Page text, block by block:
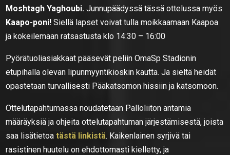
Moshtagh Yaghoubi.Junnupäädyssä tässä ottelussa myös
Kaapo-poni! Siellä lapset voivat tulla moikkaamaan Kaapoa
ja kokeilemaan ratsastusta klo 14:30 – 16:00
Pyörätuoliasiakkaat pääsevät peliin OmaSp Stadionin
etupihalla olevan lipunmyyntikioskin kautta. Ja sieltä heidät
opastetaan turvallisesti Pääkatsomon hissiin ja katsomoon.
Ottelutapahtumassa noudatetaan Palloliiton antamia
määräyksiä ja ohjeita ottelutapahtuman järjestämisestä, joista
saa lisätietoatästä linkistä. Kaikenlainen syrjivä tai
rasistinen huutelu on ehdottomasti kielletty, ja